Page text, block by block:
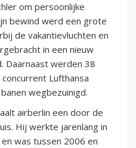
om persoonlijke
bewind werd een grote
de vakantievluchten en
in een nieuw
Daarnaast werden 38
Lufthansa
wegbezuinigd.
airberlin een door de
Hij werkte jarenlang in
was tussen 2006 en